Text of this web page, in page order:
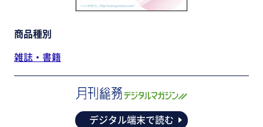
商品種別
雑誌・書籍
デジタル端末で読む